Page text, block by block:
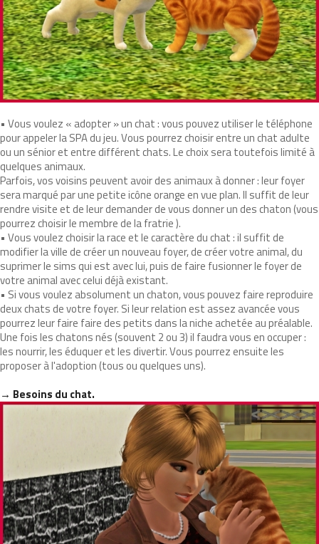
• Vous voulez « adopter » un chat : vous pouvez utiliser le téléphone
pour appeler la SPA du jeu. Vous pourrez choisir entre un chat adulte
ou un sénior et entre différent chats. Le choix sera toutefois limité à
quelques animaux.
Parfois, vos voisins peuvent avoir des animaux à donner : leur foyer
sera marqué par une petite icône orange en vue plan. Il suffit de leur
rendre visite et de leur demander de vous donner un des chaton (vous
pourrez choisir le membre de la fratrie ).
• Vous voulez choisir la race et le caractère du chat : il suffit de
modifier la ville de créer un nouveau foyer, de créer votre animal, du
suprimer le sims qui est avec lui, puis de faire fusionner le foyer de
votre animal avec celui déjà existant.
• Si vous voulez absolument un chaton, vous pouvez faire reproduire
deux chats de votre foyer. Si leur relation est assez avancée vous
pourrez leur faire faire des petits dans la niche achetée au préalable.
Une fois les chatons nés (souvent 2 ou 3) il faudra vous en occuper :
les nourrir, les éduquer et les divertir. Vous pourrez ensuite les
proposer à l'adoption (tous ou quelques uns).
→ Besoins du chat.